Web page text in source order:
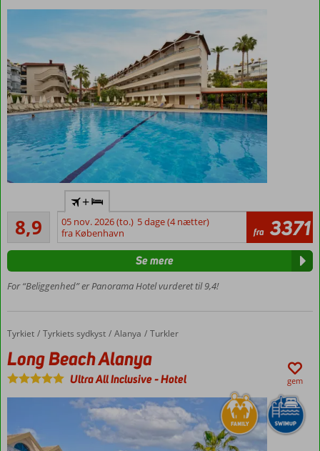
Strandbar
med i All
Inclusive
Værelser
med
plads til
5
personer
til
Gazipasa
Danskerfavorit
Stort
poolområde
strand
og
Værelser
på
Familieværelser
med plads til 4
8,9Alletiders
493
anmeldelser
+
05 nov. 2026 (to.) 5 dage (4 nætter)
fra København
fra 3371
For “Beliggenhed” er Panorama Hotel vurderet til 9,4!
Se mere
Forside
Tyrkiet Tyrkiets sydkyst Alanya Turkler
Long Beach Alanya
Long Beach Alanya
Ultra All Inclusive-Hotel gem